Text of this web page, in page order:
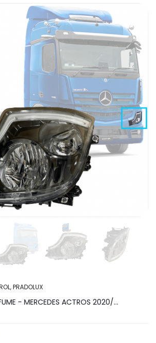
,PRADOLUX
- MERCEDES ACTROS 2020/...